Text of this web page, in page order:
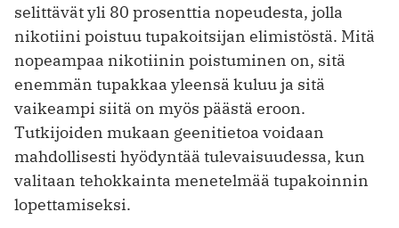
selittävät yli 80 prosenttia nopeudesta, jolla
nikotiini poistuu tupakoitsijan elimistöstä. Mitä
nopeampaa nikotiinin poistuminen on, sitä
enemmän tupakkaa yleensä kuluu ja sitä
vaikeampi siitä on myös päästä eroon.
Tutkijoiden mukaan geenitietoa voidaan
mahdollisesti hyödyntää tulevaisuudessa, kun
valitaan tehokkainta menetelmää tupakoinnin
lopettamiseksi.